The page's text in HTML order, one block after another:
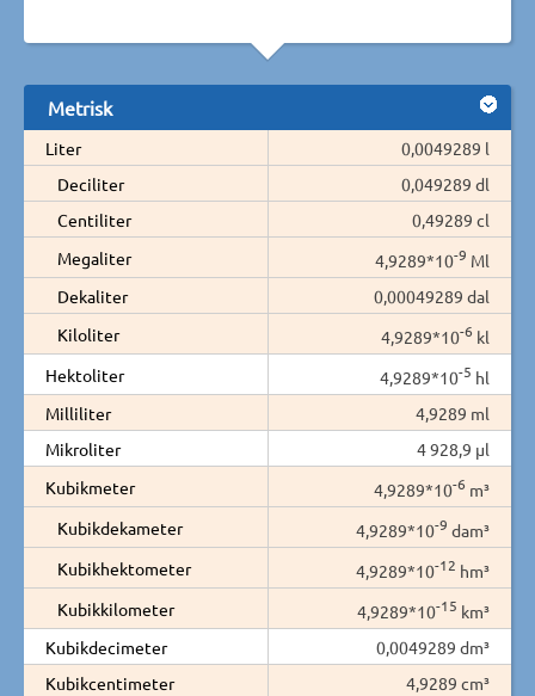
Metrisk
Liter
0,0049289 l
Deciliter
0,049289 dl
Centiliter
0,49289 cl
Megaliter
4,9289*10-9 Ml
Dekaliter
0,00049289 dal
Kiloliter
4,9289*10-6 kl
Hektoliter
4,9289*10-5 hl
Milliliter
4,9289 ml
Mikroliter
4 928,9 µl
Kubikmeter
4,9289*10-6 m³
Kubikdekameter
4,9289*10-9 dam³
Kubikhektometer
4,9289*10-12 hm³
Kubikkilometer
4,9289*10-15 km³
Kubikdecimeter
0,0049289 dm³
Kubikcentimeter
4,9289 cm³